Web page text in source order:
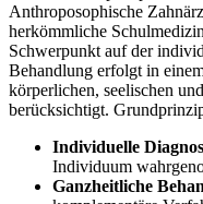
Anthroposophische
herkömmliche
Schwerpunkt auf der
Behandlung erfolgt in
körperlichen, seelischen
berücksichtigt.
Individuelle
Individuum
Ganzheitliche